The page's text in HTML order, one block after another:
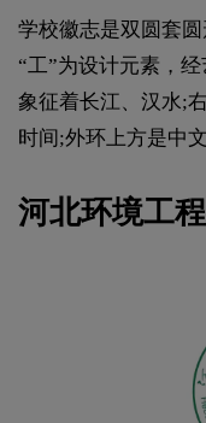
学校徽志是双圆套
“工”为设计元素，
象征着长江、汉水;
时间;外环上方是中
河北环境工